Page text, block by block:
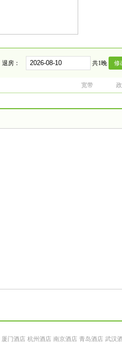
退房： 共1晚
宽带
厦门酒店 杭州酒店 南京酒店 青岛酒店 武汉